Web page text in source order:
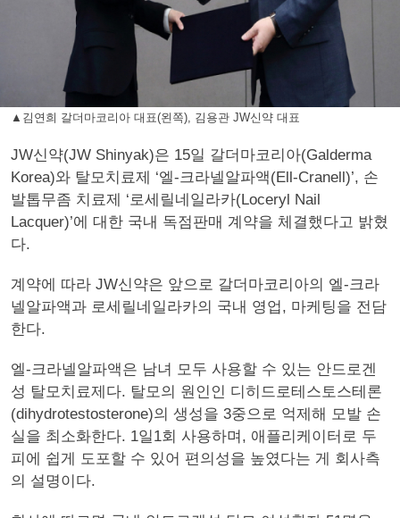
▲김연희 갈더마코리아 대표(왼쪽), 김용관 JW신약 대표
JW신약(JW Shinyak)은 15일 갈더마코리아(Galderma
Korea)와 탈모치료제 ‘엘-크라넬알파액(Ell-Cranell)’, 손
발톱무좀 치료제 ‘로세릴네일라카(Loceryl Nail
Lacquer)’에 대한 국내 독점판매 계약을 체결했다고 밝혔
다.
계약에 따라 JW신약은 앞으로 갈더마코리아의 엘-크라
넬알파액과 로세릴네일라카의 국내 영업, 마케팅을 전담
한다.
엘-크라넬알파액은 남녀 모두 사용할 수 있는 안드로겐
성 탈모치료제다. 탈모의 원인인 디히드로테스토스테론
(dihydrotestosterone)의 생성을 3중으로 억제해 모발 손
실을 최소화한다. 1일1회 사용하며, 애플리케이터로 두
피에 쉽게 도포할 수 있어 편의성을 높였다는 게 회사측
의 설명이다.